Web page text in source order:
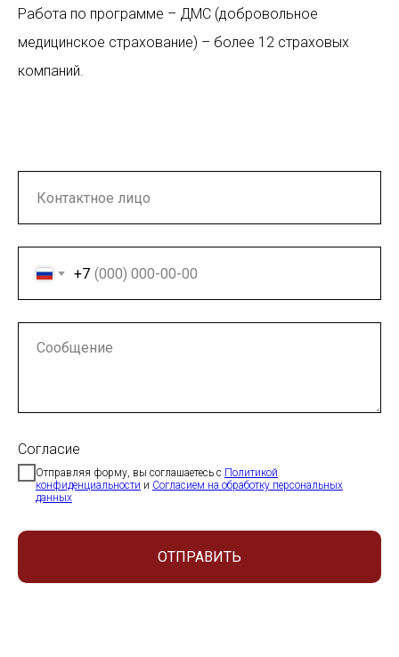
Работа по программе – ДМС (добровольное
медицинское страхование) – более 12 страховых
компаний.
+7
Согласие
Отправляя форму, вы соглашаетесь с Политикой
конфиденциальности и Согласием на обработку персональных
данных
ОТПРАВИТЬ